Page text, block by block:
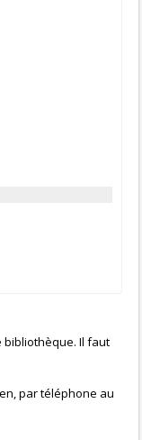
Il faut
par téléphone au